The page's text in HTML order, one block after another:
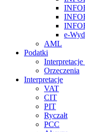
e-
AML
Podatki
Orzeczenia
Interpretacje
VAT
CIT
PIT
Ryczałt
PCC